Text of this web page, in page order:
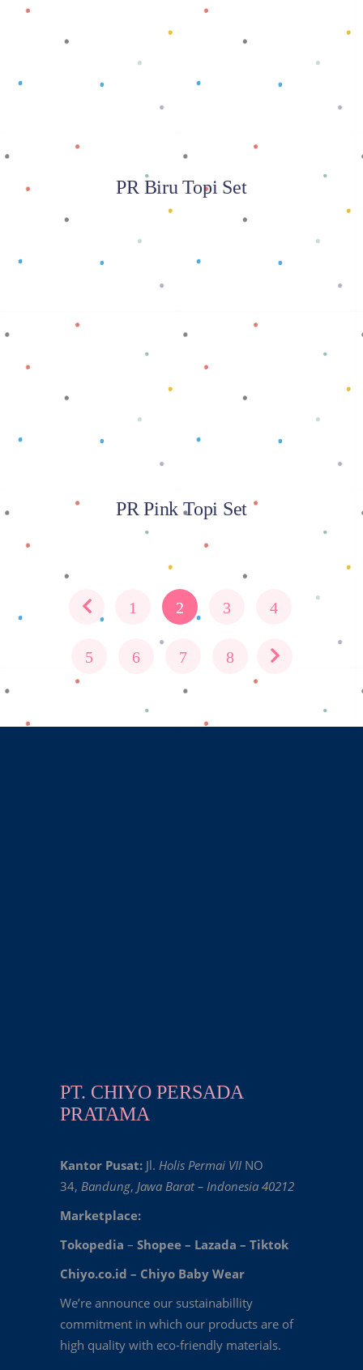
Baca selengkapnya
PR Biru Topi Set
Baca selengkapnya
PR Pink Topi Set
1 2 3 4
5 6 7 8
PT. CHIYO PERSADA
PRATAMA
Kantor Pusat: Jl. Holis Permai VII NO
34, Bandung, Jawa Barat – Indonesia 40212
Marketplace:
Tokopedia – Shopee – Lazada – Tiktok
Chiyo.co.id – Chiyo Baby Wear
We’re announce our sustainabillity
commitment in which our products are of
high quality with eco-friendly materials.